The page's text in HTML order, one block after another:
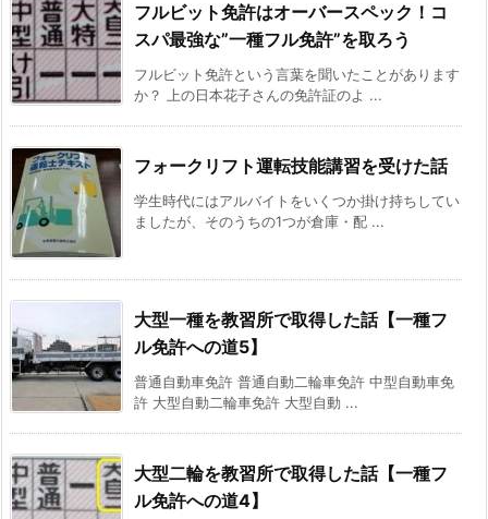
フルビット免許はオーバースペック！コ
スパ最強な”一種フル免許”を取ろう
フルビット免許という言葉を聞いたことがあります
か？ 上の日本花子さんの免許証のよ ...
フォークリフト運転技能講習を受けた話
学生時代にはアルバイトをいくつか掛け持ちしてい
ましたが、そのうちの1つが倉庫・配 ...
大型一種を教習所で取得した話【一種フ
ル免許への道5】
普通自動車免許 普通自動二輪車免許 中型自動車免
許 大型自動二輪車免許 大型自動 ...
大型二輪を教習所で取得した話【一種フ
ル免許への道4】